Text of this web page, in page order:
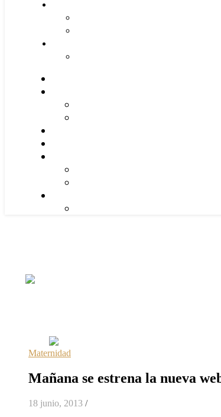
Maternidad
Mañana se estrena la nueva
18 junio, 2013 /